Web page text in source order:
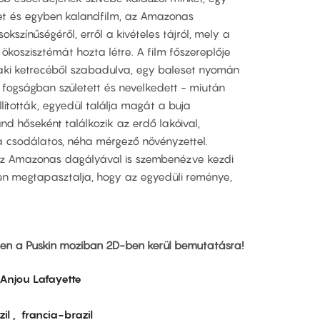
és egyben kalandfilm, az Amazonas
erről a kivételes tájról, mely a
hozta létre. A film főszereplője
ketrecéből szabadulva, egy baleset nyomán
született és nevelkedett - miután
egyedül találja magát a buja
hőseként találkozik az erdő lakóival,
csodálatos, néha mérgező növényzettel.
Amazonas dagályával is szembenézve kezdi
megtapasztalja, hogy az egyedüli reménye,
a Puskin moziban 2D-ben kerül bemutatásra!
Anjou Lafayette
francia-brazil